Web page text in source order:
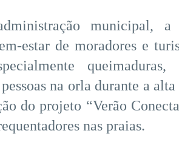
municipal,
estar de moradores e
na orla durante a
do projeto “Verão
nas praias.